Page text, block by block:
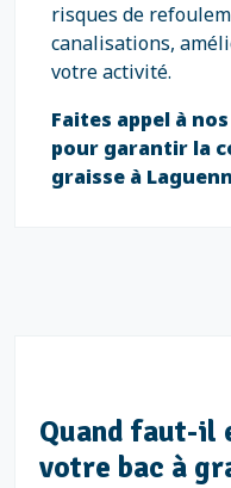
risques de
canalisations,
votre activité.
Faites appel à
pour garantir la
graisse à
Quand faut-il
votre bac à